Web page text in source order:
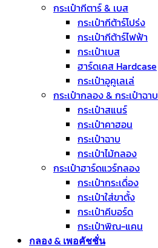
กระเป๋ากีตาร์ & เบส
กระเป๋ากีต้าร์โปร่ง
กระเป๋ากีต้าร์ไฟฟ้า
กระเป๋าเบส
ฮาร์ดเคส Hardcase
กระเป๋าอูคูเลเล่
กระเป๋ากลอง & กระเป๋าฉาบ
กระเป๋าสแนร์
กระเป๋าคาฮอน
กระเป๋าฉาบ
กระเป๋าไม้กลอง
กระเป๋าฮาร์ดแวร์กลอง
กระเป๋ากระเดื่อง
กระเป๋าใส่ขาตั้ง
กระเป๋าคีบอร์ด
กระเป๋าพิณ-แคน
กลอง & เพอคัชชั่น